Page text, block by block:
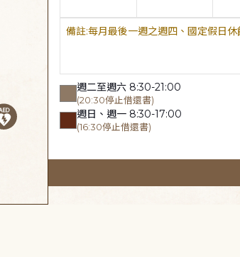
每月最後一週之週四、國定假日休
週二至週六 8:30-21:00
(20:30停止借還書)
週日、週一 8:30-17:00
(16:30停止借還書)